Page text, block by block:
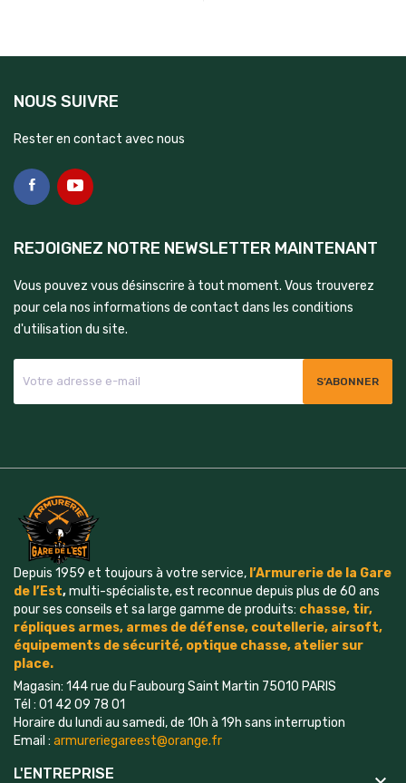
NOUS SUIVRE
Rester en contact avec nous
REJOIGNEZ NOTRE NEWSLETTER MAINTENANT
Vous pouvez vous désinscrire à tout moment. Vous trouverez
pour cela nos informations de contact dans les conditions
d'utilisation du site.
Depuis 1959 et toujours à votre service, l’Armurerie de la Gare
de l’Est,multi-spécialiste, est reconnue depuis plus de 60 ans
pour ses conseils et sa large gamme de produits: chasse, tir,
répliques armes, armes de défense, coutellerie, airsoft,
équipements de sécurité, optique chasse, atelier sur
place.
Magasin: 144 rue du Faubourg Saint Martin 75010 PARIS
Tél : 01 42 09 78 01
Horaire du lundi au samedi, de 10h à 19h sans interruption
Email : armureriegareest@orange.fr
L'ENTREPRISE